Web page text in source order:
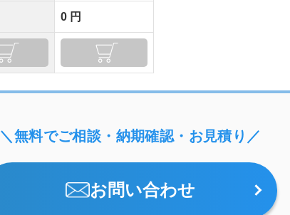
0 円
＼無料でご相談・納期確認・お見積り／
お問い合わせ